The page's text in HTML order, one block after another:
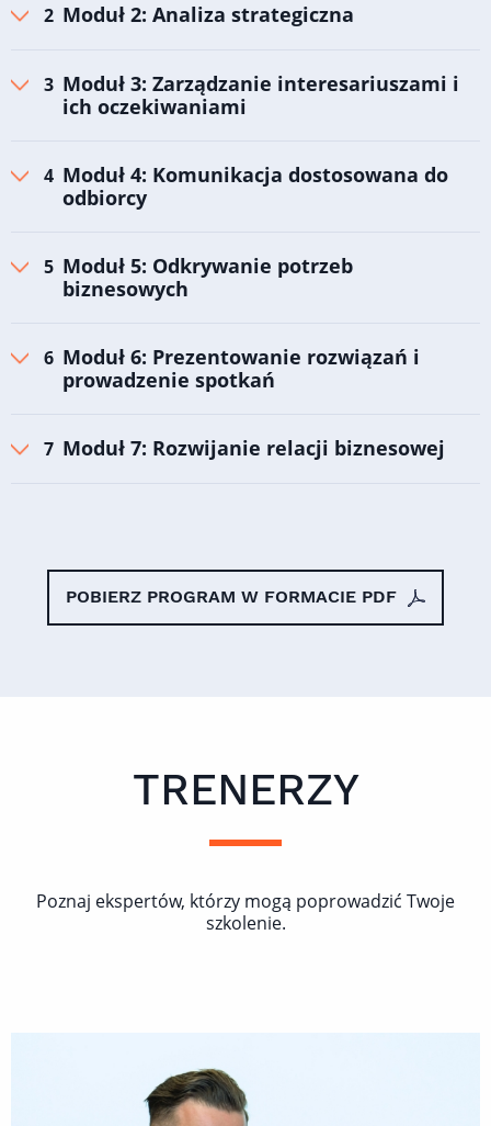
Moduł 2: Analiza strategiczna
Moduł 3: Zarządzanie interesariuszami i
ich oczekiwaniami
Moduł 4: Komunikacja dostosowana do
odbiorcy
Moduł 5: Odkrywanie potrzeb
biznesowych
Moduł 6: Prezentowanie rozwiązań i
prowadzenie spotkań
Moduł 7: Rozwijanie relacji biznesowej
POBIERZ PROGRAM W FORMACIE PDF
TRENERZY
Poznaj ekspertów, którzy mogą poprowadzić Twoje
szkolenie.